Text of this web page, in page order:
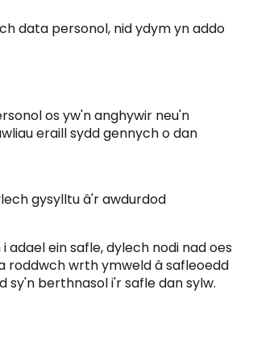
data personol, nid ydym yn addo
os yw'n anghywir neu'n
eraill sydd gennych o dan
gysylltu â'r awdurdod
ein safle, dylech nodi nad oes
roddwch wrth ymweld â safleoedd
berthnasol i'r safle dan sylw.